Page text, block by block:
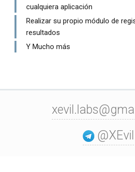
cualquiera aplicación
Realizar su propio módulo de
resultados
Y Mucho más
@XEvil